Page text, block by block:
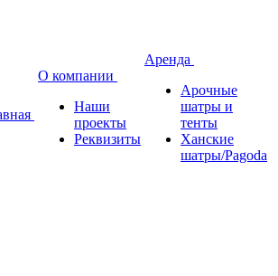
О компании
Наши
проекты
Реквизиты
Аренда
Арочные
шатры и
тенты
Ханские
шатры/Pagoda